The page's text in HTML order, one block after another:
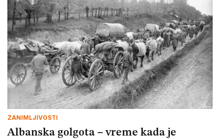
ZANIMLJIVOSTI
Albanska golgota – vreme kada je